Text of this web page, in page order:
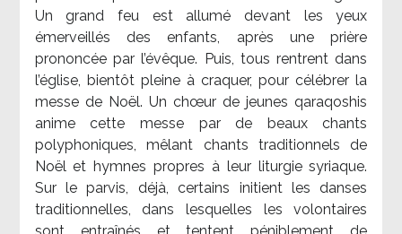
Un grand feu est allumé devant les yeux
émerveillés des enfants, après une prière
prononcée par l’évêque. Puis, tous rentrent dans
l’église, bientôt pleine à craquer, pour célébrer la
messe de Noël. Un chœur de jeunes qaraqoshis
anime cette messe par de beaux chants
polyphoniques, mêlant chants traditionnels de
Noël et hymnes propres à leur liturgie syriaque.
Sur le parvis, déjà, certains initient les danses
traditionnelles, dans lesquelles les volontaires